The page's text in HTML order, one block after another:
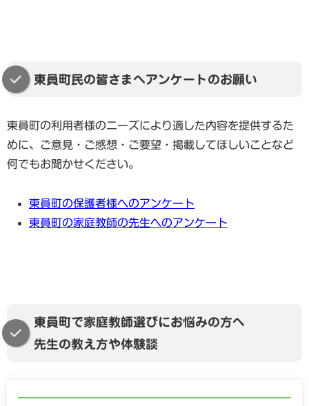
東員町民の皆さまへアンケートのお願い
東員町の利用者様のニーズにより適した内容を提供するた
めに、ご意見・ご感想・ご要望・掲載してほしいことなど
何でもお聞かせください。
東員町の保護者様へのアンケート
東員町の家庭教師の先生へのアンケート
東員町で家庭教師選びにお悩みの方へ
先生の教え方や体験談